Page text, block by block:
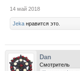
14 май 2018
Jeka нравится это.
Dan
Смотритель